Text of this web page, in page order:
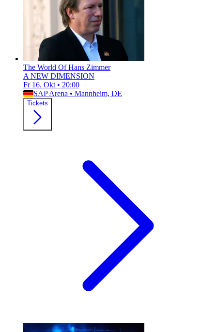
The World Of Hans Zimmer
A NEW DIMENSION
Fr 16. Okt • 20:00
SAP Arena • Mannheim, DE
Tickets